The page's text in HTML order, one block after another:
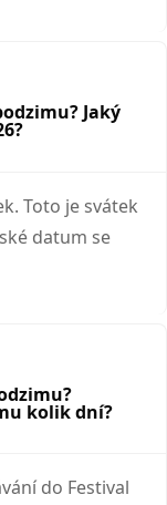
Jaký
Toto je svátek
datum se
kolik dní?
do Festival